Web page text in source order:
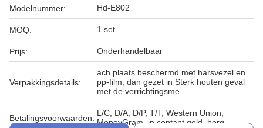
Modelnummer: Hd-E802
MOQ: 1 set
Prijs: Onderhandelbaar
Verpakkingsdetails:
ach plaats beschermd met harsvezel en
pp-film, dan gezet in Sterk houten geval
met de verrichtingsme
Betalingsvoorwaarden:
L/C, D/A, D/P, T/T, Western Union,
MoneyGram, in contant geld, borg